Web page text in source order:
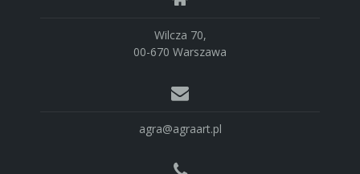
Wilcza 70,
00-670 Warszawa
agra@agraart.pl